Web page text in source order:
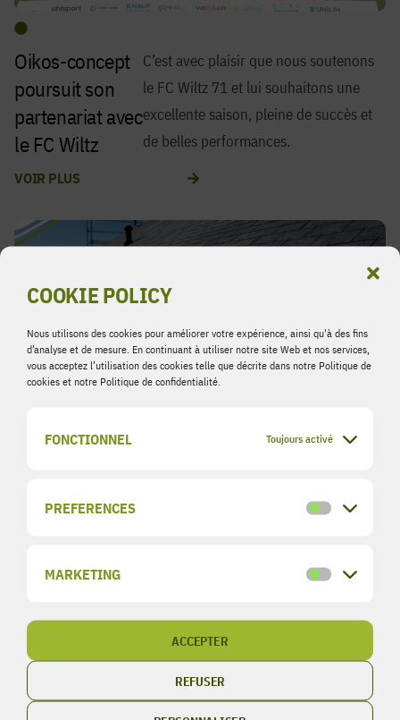
COOKIE POLICY
Nous utilisons des cookies pour améliorer votre expérience, ainsi qu'à des fins
d’analyse et de mesure. En continuant à utiliser notre site Web et nos services,
vous acceptez l’utilisation des cookies telle que décrite dans notre Politique de
cookies et notre Politique de confidentialité.
FONCTIONNEL Toujours activé
PREFERENCES
MARKETING
ACCEPTER
REFUSER
Oikos-concept
poursuit son
partenariat avec
le FC Wiltz
C’est avec plaisir que nous soutenons
le FC Wiltz 71 et lui souhaitons une
excellente saison, pleine de succès et
de belles performances.
VOIR PLUS
projet
Wincrang
Wincrange, nous partageons aujourd’hui une